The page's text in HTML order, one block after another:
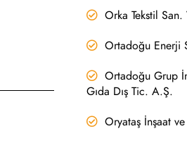
Orka Tekstil
Ortadoğu Enerji
Ortadoğu Grup
Gıda Dış Tic. A.Ş.
Oryataş İnşaat